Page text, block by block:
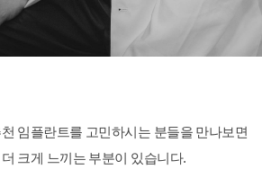
임플란트를 고민하시는 분들을 만나보면
크게 느끼는 부분이 있습니다.